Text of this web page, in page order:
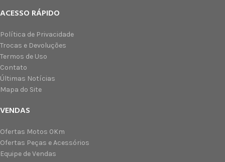
ACESSO RÁPIDO
Política de Privacidade
Trocas e Devoluções
Termos de Uso
Contato
Últimas Notícias
Mapa do Site
VENDAS
Ofertas Motos 0Km
Ofertas Peças e Acessórios
Equipe de Vendas